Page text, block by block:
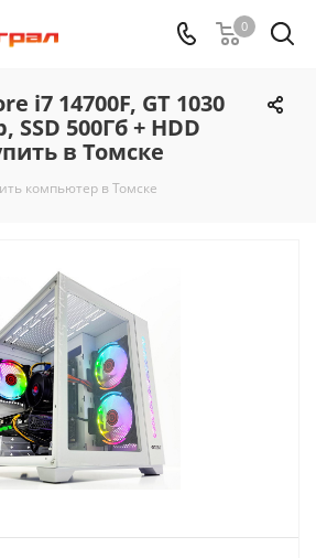
0
i7 14700F, GT 1030
SSD 500Гб + HDD
в Томске
компьютер в Томске